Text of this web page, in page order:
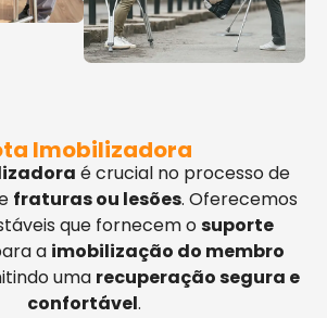
Imobilizadora
é crucial no processo de
fraturas ou lesões. Oferecemos
que fornecem osuporte
a imobilização do membro
uma recuperação segura e
confortável.